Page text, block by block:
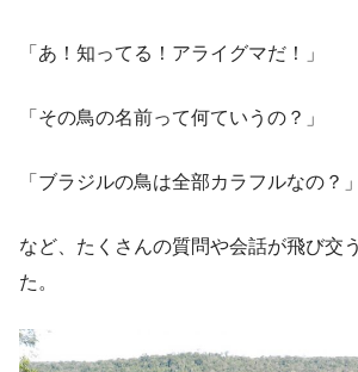
「あ！知ってる！アライグマだ！」
「その鳥の名前って何ていうの？」
「ブラジルの鳥は全部カラフルなの？」
など、たくさんの質問や会話が飛び交
た。